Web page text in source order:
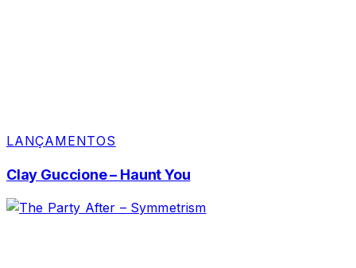
LANÇAMENTOS
Clay Guccione – Haunt You